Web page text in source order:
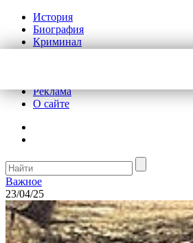
История
Биография
Криминал
Реклама
О сайте
Важное
23/04/25